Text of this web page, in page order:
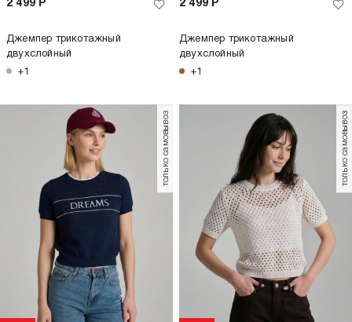
2 499 Р
Джемпер трикотажный
двухслойный
+1
2 499 Р
Джемпер трикотажный
двухслойный
+1
только самовывоз только самовывоз